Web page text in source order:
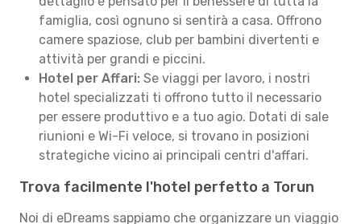
famiglia, così ognuno si sentirà a casa. Offrono
camere spaziose, club per bambini divertenti e
attività per grandi e piccini.
Hotel per Affari: Se viaggi per lavoro, i nostri
hotel specializzati ti offrono tutto il necessario
per essere produttivo e a tuo agio. Dotati di sale
riunioni e Wi-Fi veloce, si trovano in posizioni
strategiche vicino ai principali centri d'affari.
Trova facilmente l'hotel perfetto a Torun
Noi di eDreams sappiamo che organizzare un viaggio